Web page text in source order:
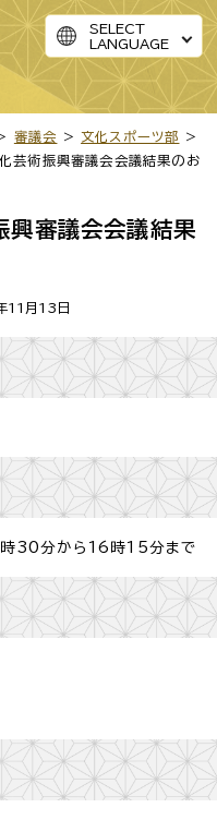
SELECT
LANGUAGE
審議会 >文化スポーツ部
>
芸術振興審議会会議結果のお
審議会会議結果
11月13日
30分から16時15分まで